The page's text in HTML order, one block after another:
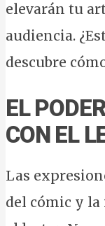
elevarán tu
audiencia.
descubre
EL
CON EL
Las
del cómic y la